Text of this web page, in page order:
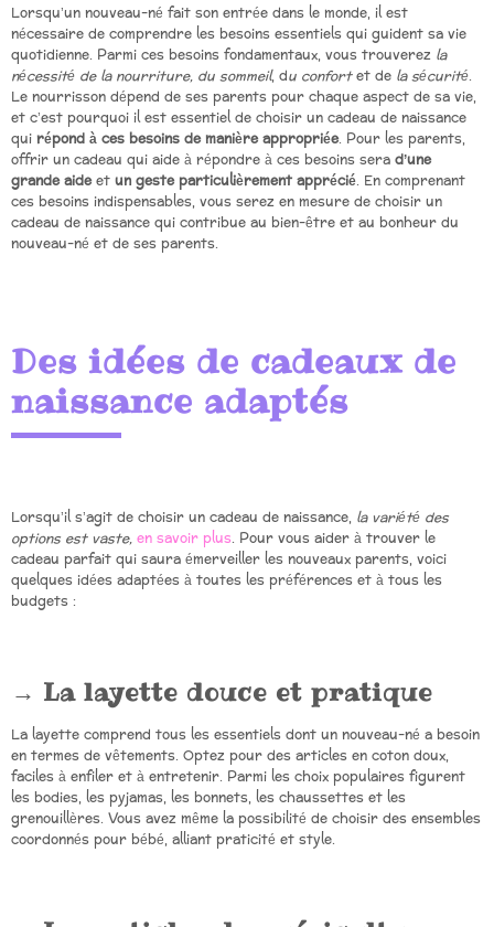
Lorsqu’un nouveau-né fait son entrée dans le monde, il est
nécessaire de comprendre les besoins essentiels qui guident sa vie
quotidienne. Parmi ces besoins fondamentaux, vous trouverez la
nécessité de la nourriture, du sommeil, du confortet de la sécurité.
Le nourrisson dépend de ses parents pour chaque aspect de sa vie,
et c’est pourquoi il est essentiel de choisir un cadeau de naissance
quirépond à ces besoins de manière appropriée. Pour les parents,
offrir un cadeau qui aide à répondre à ces besoins serad’une
grande aideetun geste particulièrement apprécié. En comprenant
ces besoins indispensables, vous serez en mesure de choisir un
cadeau de naissance qui contribue au bien-être et au bonheur du
nouveau-né et de ses parents.
Des idées de cadeaux de
naissance adaptés
Lorsqu’il s’agit de choisir un cadeau de naissance, la variété des
options est vaste,en savoir plus. Pour vous aider à trouver le
cadeau parfait qui saura émerveiller les nouveaux parents, voici
quelques idées adaptées à toutes les préférences et à tous les
budgets :
La layette douce et pratique
La layette comprend tous les essentiels dont un nouveau-né a besoin
en termes de vêtements. Optez pour des articles en coton doux,
faciles à enfiler et à entretenir. Parmi les choix populaires figurent
les bodies, les pyjamas, les bonnets, les chaussettes et les
grenouillères. Vous avez même la possibilité de choisir des ensembles
coordonnés pour bébé, alliant praticité et style.